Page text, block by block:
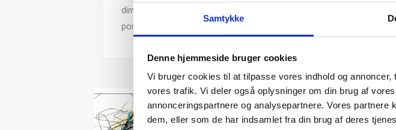
Samtykke
Denne hjemmeside bruger cookies
Vi bruger cookies til at tilpasse vores indhold og
vores trafik. Vi deler også oplysninger om din brug af
annonceringspartnere og analysepartnere. Vores
dem, eller som de har indsamlet fra din brug af deres
dimension til ‘Drip Painting’, hvor han drypper motiver som personer og
portrætter på lærredet. Ole Hedeagers værker udstråler følelser og